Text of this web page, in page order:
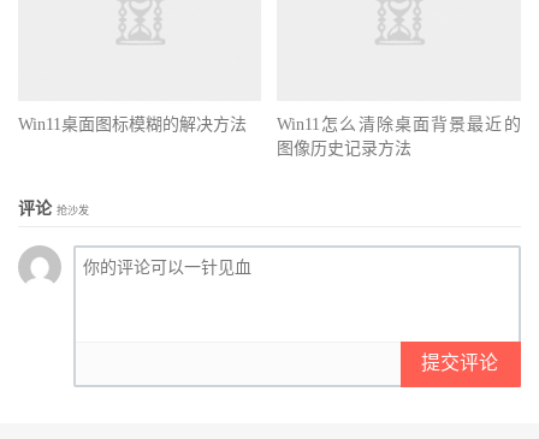
Win11桌面图标模糊的解决方法
Win11怎么清除桌面背景最近的
图像历史记录方法
评论 抢沙发
提交评论